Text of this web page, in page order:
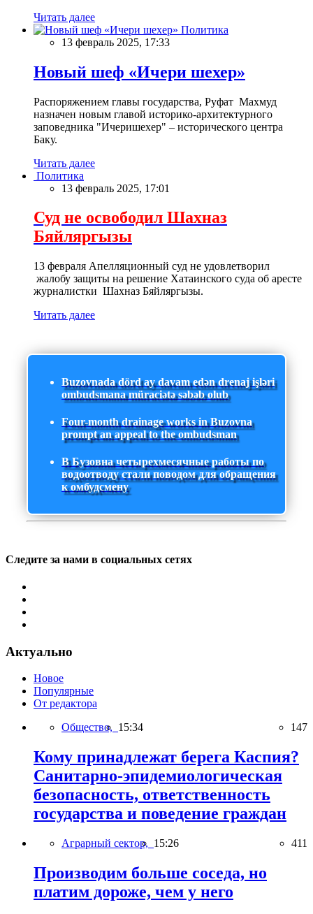
Читать далее
Политика
13 февраль 2025, 17:33
Новый шеф «Ичери шехер»
Распоряжением главы государства, Руфат Махмуд
назначен новым главой историко-архитектурного
заповедника "Ичеришехер" – исторического центра
Баку.
Читать далее
Политика
13 февраль 2025, 17:01
Суд не освободил Шахназ
Бяйляргызы
13 февраля Апелляционный суд не удовлетворил
жалобу защиты на решение Хатаинского суда об аресте
журналистки Шахназ Бяйляргызы.
Читать далее
Buzovnada dörd ay davam edən drenaj işləri
ombudsmana müraciətə səbəb olub
Four-month drainage works in Buzovna
prompt an appeal to the ombudsman
В Бузовна четырехмесячные работы по
водоотводу стали поводом для обращения
к омбудсмену
Следите за нами в социальных сетях
Актуально
Новое
Популярные
От редактора
Общество, 15:34 147
Кому принадлежат берега Каспия?
Санитарно-эпидемиологическая
безопасность, ответственность
государства и поведение граждан
Аграрный сектор, 15:26 411
Производим больше соседа, но
платим дороже, чем у него